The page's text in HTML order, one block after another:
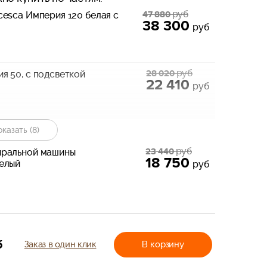
Империя 120 белая с
47 880руб
38 300 руб
50, с подсветкой 28 020руб
22 410 руб
30 с бельевой корзиной
120 белый
30 белый, правый, с
19 720руб
15 770руб
(8)
машины
23 440руб
18 750 руб
В корзину
Заказ в один клик